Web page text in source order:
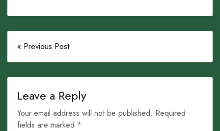
« Previous Post
Leave a Reply
Your email address will not be published. Required
fields are marked *